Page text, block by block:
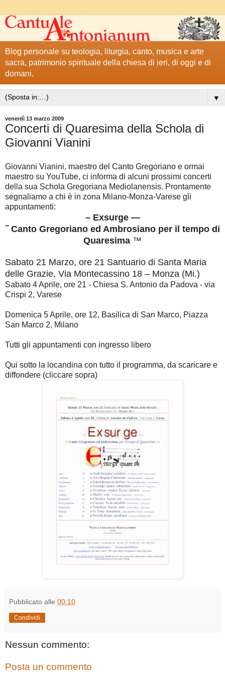
Blog personale su teologia, liturgia, canto, musica e arte
sacra, patrimonio spirituale della chiesa di ieri, di oggi e di
domani.
▼
venerdì 13 marzo 2009
Concerti di Quaresima della Schola di
Giovanni Vianini
Giovanni Vianini, maestro del Canto Gregoriano e ormai
maestro su YouTube, ci informa di alcuni prossimi concerti
della sua Schola Gregoriana Mediolanensis. Prontamente
segnaliamo a chi è in zona Milano-Monza-Varese gli
appuntamenti:
– Exsurge —
˜ Canto Gregoriano ed Ambrosiano per il tempo di
Quaresima ™
Sabato 21 Marzo, ore 21 Santuario di Santa Maria
delle Grazie, Via Montecassino 18 – Monza (Mi.)
Sabato 4 Aprile, ore 21 - Chiesa S. Antonio da Padova - via
Crispi 2, Varese
Domenica 5 Aprile, ore 12, Basilica di San Marco, Piazza
San Marco 2, Milano
Tutti gli appuntamenti con ingresso libero
Qui sotto la locandina con tutto il programma, da scaricare e
diffondere (cliccare sopra)
Pubblicato alle 00:10
Condividi
Nessun commento:
Posta un commento